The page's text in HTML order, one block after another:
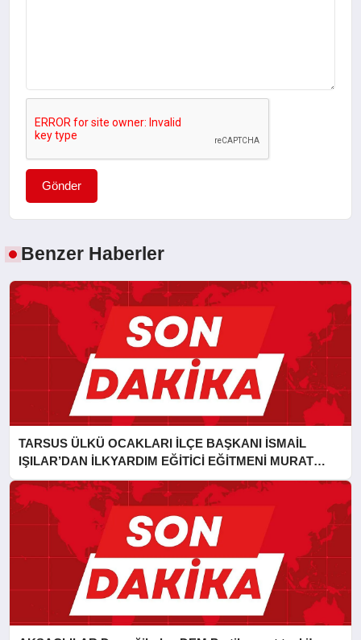
Gönder
Benzer Haberler
TARSUS ÜLKÜ OCAKLARI İLÇE BAŞKANI İSMAİL
IŞILAR’DAN İLKYARDIM EĞİTİCİ EĞİTMENİ MURAT
CAN FİDAN’A ZİYARET